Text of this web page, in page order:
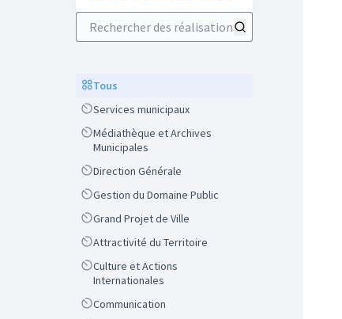
Rechercher des réalisations
ScopeTous
ScopeServices municipaux
Scope
Médiathèque et Archives
Municipales
ScopeDirection Générale
ScopeGestion du Domaine Public
ScopeGrand Projet de Ville
ScopeAttractivité du Territoire
Scope
Culture et Actions
Internationales
ScopeCommunication